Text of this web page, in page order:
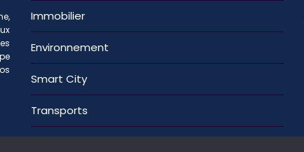
Immobilier
Environnement
Smart City
Transports